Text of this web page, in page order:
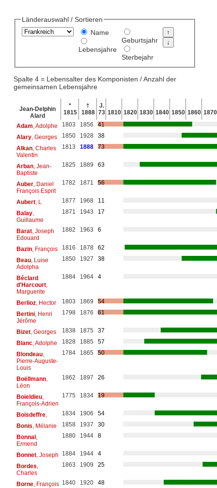
Länderauswahl / Sortieren
Name
Lebensjahre
Geburtsjahr
Sterbejahr
Spalte 4 = Lebensalter des Komponisten / Anzahl der
gemeinsamen Lebensjahre
Jean-Delphin
Alard
*
1815
†
1888
J.
73 1810 1820 1830 1840 1850 1860 1870
Adam , Adolphe 1803 1856
41
Alary, Georges 1850 1928
38
Alkan, Charles
Valentin
1813 1888 73
Arban, Jean-
Baptiste
1825 1889 63
Auber, Daniel
François Esprit
1782 1871 56
Aubert, L 1877 1968
11
Balay,
Guillaume
1871 1943 17
Barat, Joseph
Edouard
1882 1963 6
Bazin, François 1816 1878
62
Beau, Luise
Adolpha
1850 1927 38
Béclard
d'Harcourt,
Marguerite
1884 1964 4
Berlioz, Hector 1803 1869
54
Bertini, Henri
Jérôme
1798 1876 61
Bizet, Georges 1838 1875
37
Blanc, Adolphe 1828 1885
57
Blondeau,
Pierre-Auguste-
Louis
1784 1865 50
Boëllmann,
Léon
1862 1897 26
Boïeldieu,
François-Adrien
1775 1834 19
Boisdeffre, 1834 1906
54
Bonis , Mélanie 1858 1937
30
Bonnal,
Ermend
1880 1944 8
Bonnet, Joseph 1884 1944
4
Bordes
Charles
1863 1909 25
Borne, François 1840 1920
48